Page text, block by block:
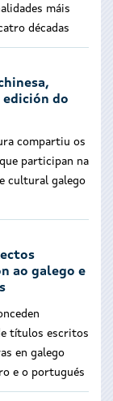
máis
décadas
do
compartiu os
participan na
cultural galego
ao galego e
títulos escritos
en galego
e o portugués